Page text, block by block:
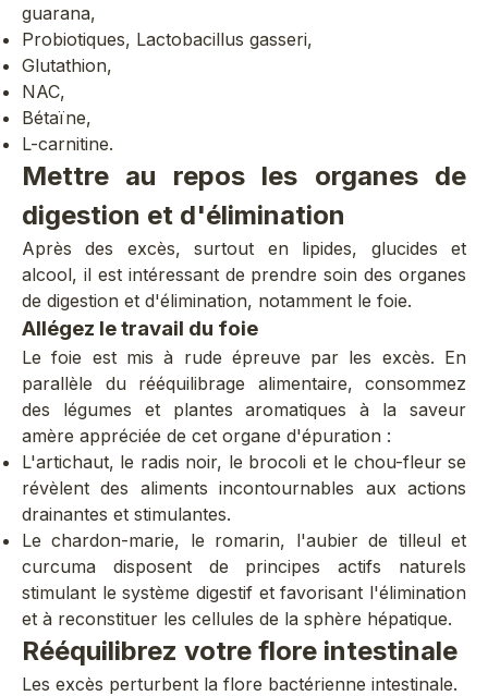
guarana,
Probiotiques, Lactobacillus gasseri,
Glutathion,
NAC,
Bétaïne,
L-carnitine.
Mettre au repos les organes de
digestion et d'élimination
Après des excès, surtout en lipides, glucides et
alcool, il est intéressant de prendresoin des organes
de digestion et d'élimination, notamment le foie.
Allégez le travail du foie
Le foie est mis à rude épreuve par les excès. En
parallèle du rééquilibrage alimentaire, consommez
des légumes et plantes aromatiques à la saveur
amère appréciée de cet organe d'épuration :
L'artichaut, le radis noir, le brocoli et le chou-fleur se
révèlent des aliments incontournables aux actions
drainantes et stimulantes.
Lechardon-marie, le romarin, l'aubier de tilleul et
curcuma disposent de principes actifs naturels
stimulant le système digestif et favorisant l'élimination
et à reconstituer les cellules de la sphère hépatique.
Rééquilibrez votre flore intestinale
Les excès perturbent la flore bactérienne intestinale.